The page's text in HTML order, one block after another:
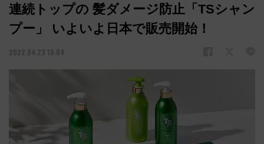
連続トップの 髪ダメージ防止「TSシャン
プー」 いよいよ日本で販売開始！
2022.04.23 10:04